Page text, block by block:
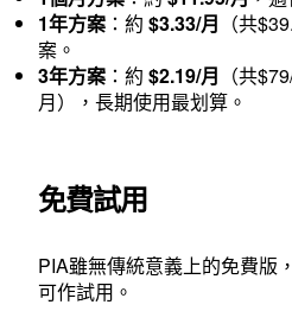
1年方案 ：約 $3.33/月 （共
案。
3年方案 ：約 $2.19/月 （共
月），長期使用最划算。
免費試用
PIA雖無傳統意義上的免費版
可作試用。